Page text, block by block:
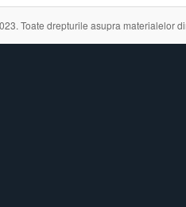
Toate drepturile asupra materialelor